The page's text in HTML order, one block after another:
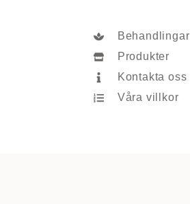
Behandlingar
Produkter
Kontakta oss
Våra villkor